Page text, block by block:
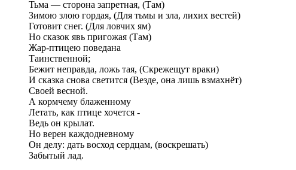
Тьма — сторона запретная, (Там)
Зимою злою гордая, (Для тьмы и зла, лихих вестей)
Готовит снег. (Для ловчих ям)
Но сказок явь пригожая (Там)
Жар-птицею поведана
Таинственной;
Бежит неправда, ложь тая, (Скрежещут враки)
И сказка снова светится (Везде, она лишь взмахнёт)
Своей весной.
А кормчему блаженному
Летать, как птице хочется -
Ведь он крылат.
Но верен каждодневному
Он делу: дать восход сердцам, (воскрешать)
Забытый лад.